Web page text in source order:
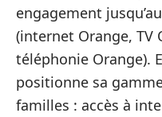
engagement
(internet Orange, TV
téléphonie Orange).
positionne sa
familles : accès à